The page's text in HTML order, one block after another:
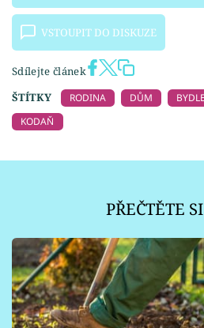
VSTOUPIT DO DISKUZE
Sdílejte článek
ŠTÍTKY
RODINA DŮM
KODAŇ
PŘEČTĚTE